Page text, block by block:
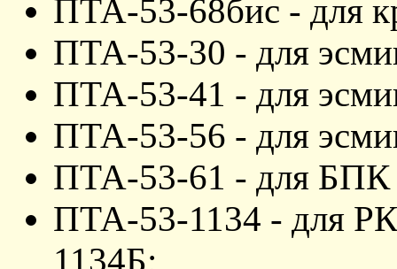
ПТА-53-68бис - для
ПТА-53-30 - для
ПТА-53-41 - для
ПТА-53-56 - для
ПТА-53-61 - для БПК
ПТА-53-1134 - для
1134Б;